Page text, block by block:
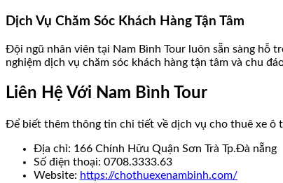
Dịch Vụ Chăm Sóc Khách Hàng Tận Tâm
Đội ngũ nhân viên tại Nam Bình Tour luôn sẵn sàng hỗ
nghiệm dịch vụ chăm sóc khách hàng tận tâm và chu
Liên Hệ Với Nam Bình Tour
Để biết thêm thông tin chi tiết về dịch vụ cho thuê xe ô
Địa chỉ: 166 Chính Hữu Quận Sơn Trà Tp.Đà nẵng
Số điện thoại: 0708.3333.63
Website: https://chothuexenambinh.com/